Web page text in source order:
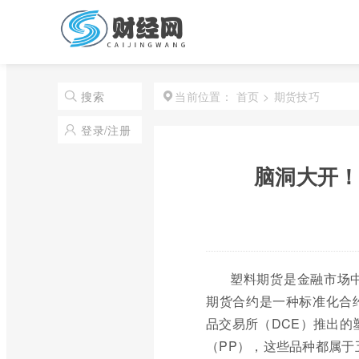
搜索
登录/注册
当前位置： 首页 > 期货技巧
脑洞大开
塑料期货是金融市场
期货合约是一种标准化
品交易所（DCE）推出的
（PP），这些品种都属